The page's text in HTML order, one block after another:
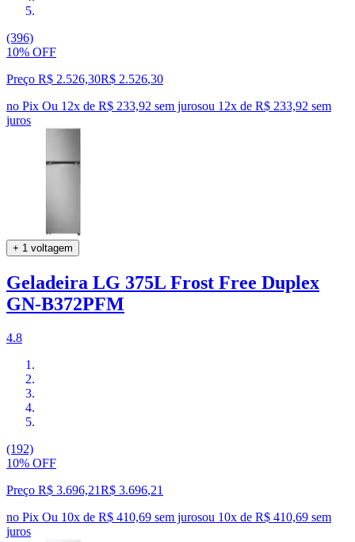
(396)
10% OFF
Preço R$ 2.526,30R$ 2.526,30
no Pix Ou 12x de R$ 233,92 sem jurosou 12x de R$ 233,92 sem
juros
+ 1 voltagem
Geladeira LG 375L Frost Free Duplex
GN-B372PFM
4.8
(192)
10% OFF
Preço R$ 3.696,21R$ 3.696,21
no Pix Ou 10x de R$ 410,69 sem jurosou 10x de R$ 410,69 sem
juros